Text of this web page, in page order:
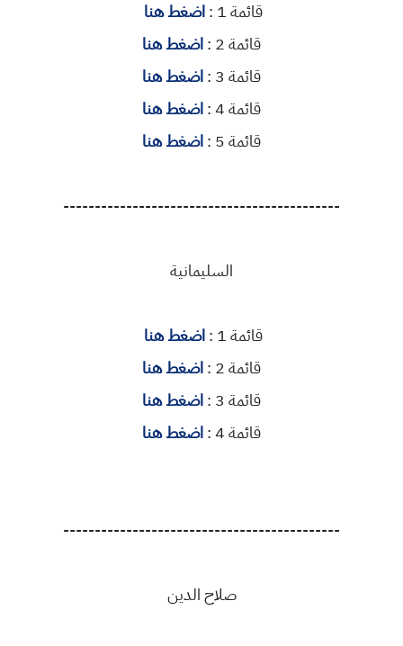
قائمة 1 :
اضغط هنا
قائمة 2 :
اضغط هنا
قائمة 3 :
اضغط هنا
قائمة 4 :
اضغط هنا
قائمة 5 :
اضغط هنا
--------------------------------------------
السليمانية
قائمة 1 :
اضغط هنا
قائمة 2 :
اضغط هنا
قائمة 3 :
اضغط هنا
قائمة 4 :
اضغط هنا
--------------------------------------------
صلاح الدين